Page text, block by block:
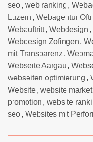
seo, web ranking ,
Luzern , Webagentur
Webauftritt, Webdesign ,
Webdesign Zofingen ,
mit Transparenz ,
Webseite Aargau ,
webseiten optimierung ,
Website, website
promotion , website
seo, Websites mit